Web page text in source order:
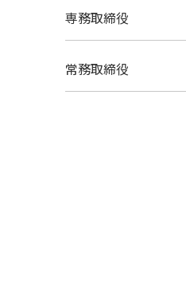
専務取締役
常務取締役